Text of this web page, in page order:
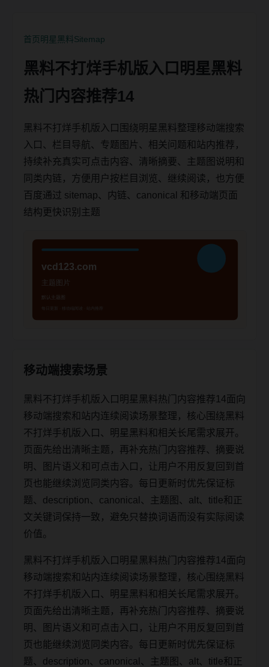
首页明星黑料Sitemap
黑料不打烊手机版入口明星黑料
热门内容推荐14
黑料不打烊手机版入口围绕明星黑料整理移动端搜索
入口、栏目导航、专题图片、相关问题和站内推荐，
持续补充真实可点击内容、清晰摘要、主题图说明和
同类内链，方便用户按栏目浏览、继续阅读，也方便
百度通过 sitemap、内链、canonical 和移动端页面
结构更快识别主题
移动端搜索场景
黑料不打烊手机版入口明星黑料热门内容推荐14面向
移动端搜索和站内连续阅读场景整理，核心围绕黑料
不打烊手机版入口、明星黑料和相关长尾需求展开。
页面先给出清晰主题，再补充热门内容推荐、摘要说
明、图片语义和可点击入口，让用户不用反复回到首
页也能继续浏览同类内容。每日更新时优先保证标
题、description、canonical、主题图、alt、title和正
文关键词保持一致，避免只替换词语而没有实际阅读
价值。
黑料不打烊手机版入口明星黑料热门内容推荐14面向
移动端搜索和站内连续阅读场景整理，核心围绕黑料
不打烊手机版入口、明星黑料和相关长尾需求展开。
页面先给出清晰主题，再补充热门内容推荐、摘要说
明、图片语义和可点击入口，让用户不用反复回到首
页也能继续浏览同类内容。每日更新时优先保证标
题、description、canonical、主题图、alt、title和正